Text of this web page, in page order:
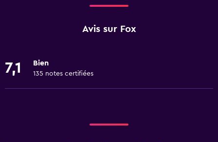
Avis sur Fox
7,1 Bien
135 notes certifiées